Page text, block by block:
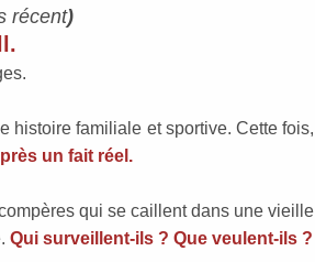
récent)
histoire familiale et sportive. Cette fois,
un fait réel.
qui se caillent dans une vieille
Qui surveillent-ils ? Que veulent-ils ?